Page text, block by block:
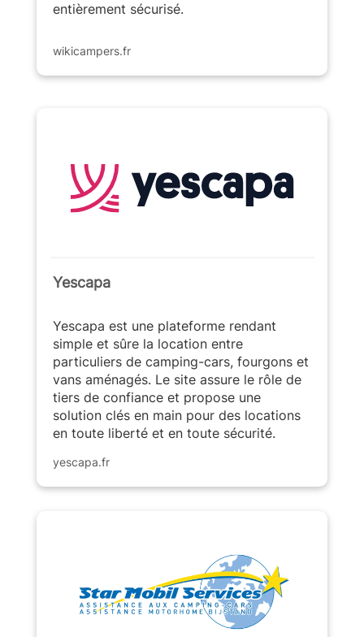
wikicampers.fr
entièrement sécurisé.
yescapa.fr
Yescapa
Yescapa est une plateforme rendant
simple et sûre la location entre
particuliers de camping-cars, fourgons et
vans aménagés. Le site assure le rôle de
tiers de confiance et propose une
solution clés en main pour des locations
en toute liberté et en toute sécurité.